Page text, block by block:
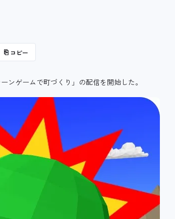
⎘ コピー
ンゲームで町づくり」の配信を開始した。